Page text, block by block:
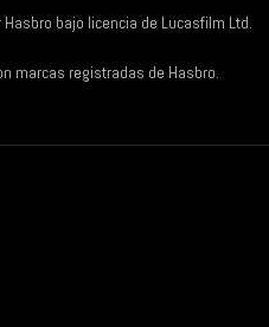
bajo licencia de Lucasfilm Ltd.
marcas registradas de Hasbro.